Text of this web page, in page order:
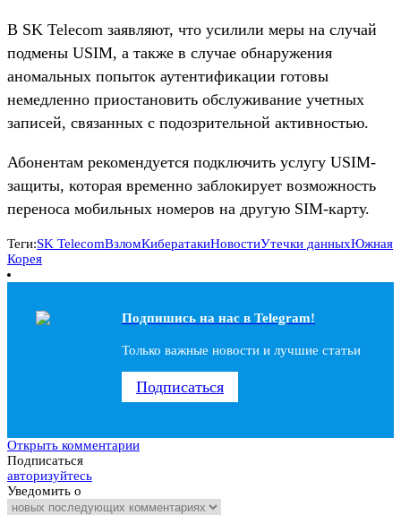
В SK Telecom заявляют, что усилили меры на случай
подмены USIM, а также в случае обнаружения
аномальных попыток аутентификации готовы
немедленно приостановить обслуживание учетных
записей, связанных с подозрительной активностью.
Абонентам рекомендуется подключить услугу USIM-
защиты, которая временно заблокирует возможность
переноса мобильных номеров на другую SIM-карту.
Теги:SK TelecomВзломКибератакиНовостиУтечки данныхЮжная
Корея
Подпишись на наc в Telegram!
Только важные новости и лучшие статьи
Подписаться
Открыть комментарии
Подписаться
авторизуйтесь
Уведомить о